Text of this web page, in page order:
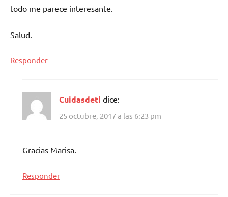
todo me parece interesante.
Salud.
Responder
Cuidasdeti dice:
25 octubre, 2017 a las 6:23 pm
Gracias Marisa.
Responder